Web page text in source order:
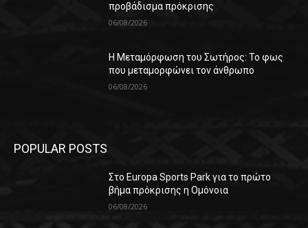
προβάδισμα πρόκρισης
06/08/2026
Η Μεταμόρφωση του Σωτήρος: Το φως
που μεταμορφώνει τον άνθρωπο
06/08/2026
POPULAR POSTS
Στο Europa Sports Park για το πρώτο
βήμα πρόκρισης η Ομόνοια
06/08/2026